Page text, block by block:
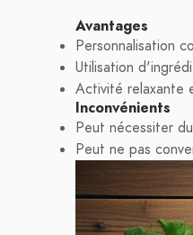
Avantages
Personnalisation
Utilisation
Activité relaxante
Inconvénients
Peut nécessiter
Peut ne pas